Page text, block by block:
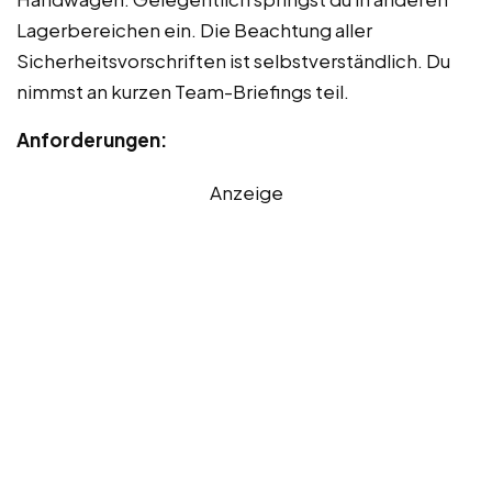
Lagerbereichen ein. Die Beachtung aller
Sicherheitsvorschriften ist selbstverständlich. Du
nimmst an kurzen Team-Briefings teil.
Anforderungen:
Anzeige